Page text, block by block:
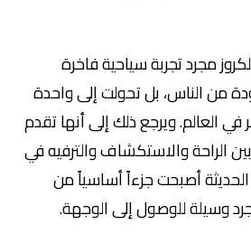
مجرد تجربة سياحية فاخرة
من الناس، بل تحولت إلى واحدة
العالم. ويرجع ذلك إلى أنها تقدم
الراحة والاستكشاف والترفيه في
أصبحت جزءاً أساسياً من
وسيلة للوصول إلى الوجهة.